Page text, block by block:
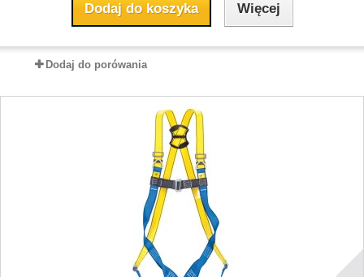
Dodaj do koszyka Więcej
Dodaj do porówania